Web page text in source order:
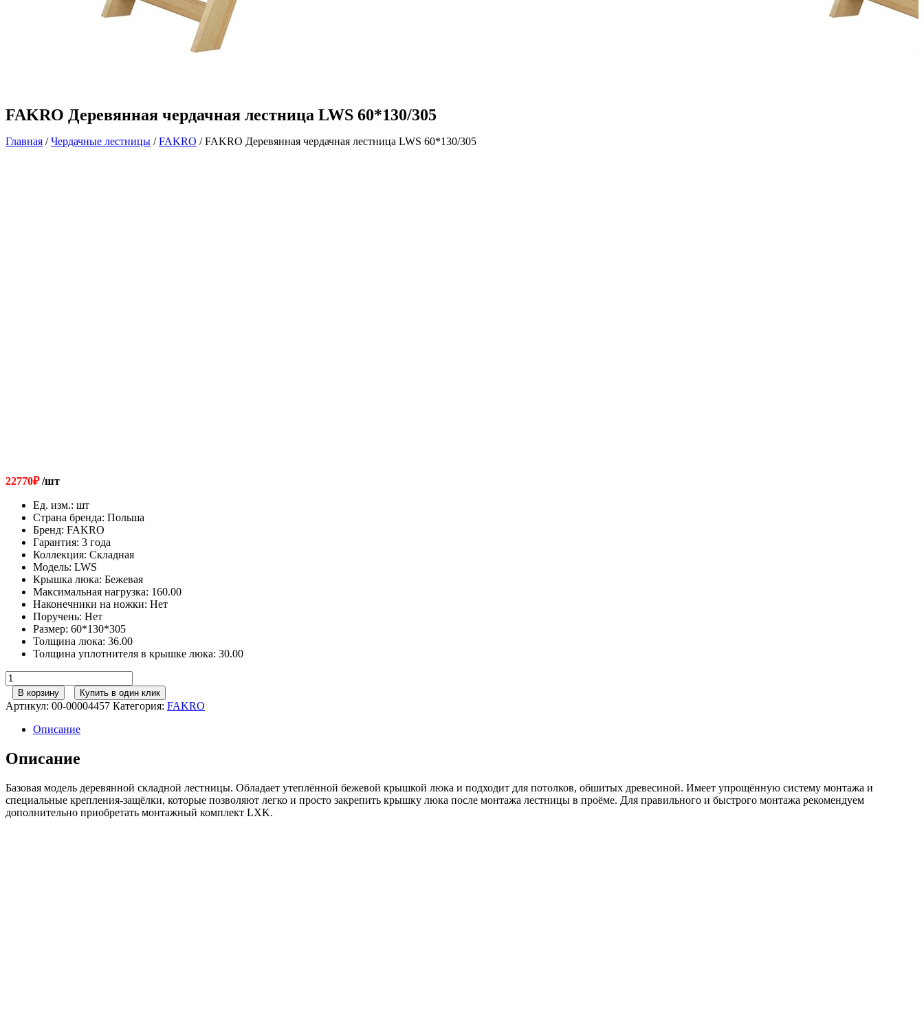
FAKRO Деревянная чердачная лестница LWS 60*130/305
Главная /Чердачные лестницы /FAKRO / FAKRO Деревянная чердачная лестница LWS 60*130/305
22770₽/шт
Ед. изм.: шт
Страна бренда: Польша
Бренд: FAKRO
Гарантия: 3 года
Коллекция: Складная
Модель: LWS
Крышка люка: Бежевая
Максимальная нагрузка: 160.00
Наконечники на ножки: Нет
Поручень: Нет
Размер: 60*130*305
Толщина люка: 36.00
Толщина уплотнителя в крышке люка: 30.00
Количество
товара
FAKRO
Деревянная
чердачная
лестница
LWS
60*130/305
В корзину Купить в один клик
Артикул: 00-00004457 Категория: FAKRO
Описание
Описание
Базовая модель деревянной складной лестницы. Обладает утеплённой бежевой крышкой люка и подходит для потолков, обшитых древесиной. Имеет упрощённую систему монтажа и
специальные крепления-защёлки, которые позволяют легко и просто закрепить крышку люка после монтажа лестницы в проёме. Для правильного и быстрого монтажа рекомендуем
дополнительно приобретать монтажный комплект LXK.